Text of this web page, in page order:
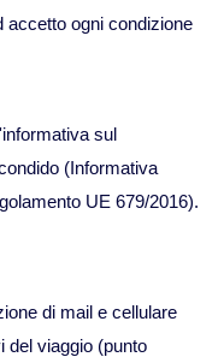
accetto ogni condizione
sul
(Informativa
UE 679/2016).
di mail e cellulare
del viaggio (punto